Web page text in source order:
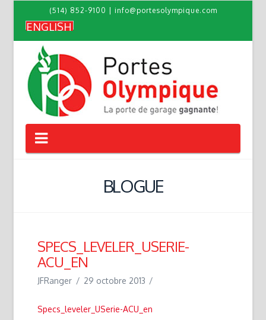
(514) 852-9100 info@portesolympique.com
ENGLISH
Navigation
BLOGUE
SPECS_LEVELER_USERIE-
ACU_EN
JFRanger 29 octobre 2013
Specs_leveler_USerie-ACU_en